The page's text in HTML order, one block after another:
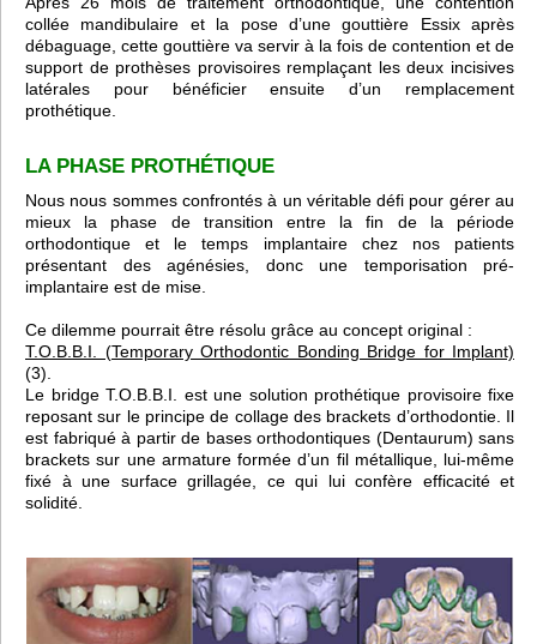
collée mandibulaire et la pose d’une gouttière Essix après
débaguage, cette gouttière va servir à la fois de contention et de
support de prothèses provisoires remplaçant les deux incisives
latérales pour bénéficier ensuite d’un remplacement
prothétique.
LA PHASE PROTHÉTIQUE
Nous nous sommes confrontés à un véritable défi pour gérer au
mieux la phase de transition entre la fin de la période
orthodontique et le temps implantaire chez nos patients
présentant des agénésies, donc une temporisation pré-
implantaire est de mise.
Ce dilemme pourrait être résolu grâce au concept original :
T.O.B.B.I. (Temporary Orthodontic Bonding Bridge for Implant)
(3).
Le bridge T.O.B.B.I. est une solution prothétique provisoire fixe
reposant sur le principe de collage des brackets d’orthodontie. Il
est fabriqué à partir de bases orthodontiques (Dentaurum) sans
brackets sur une armature formée d’un fil métallique, lui-même
fixé à une surface grillagée, ce qui lui confère efficacité et
solidité.